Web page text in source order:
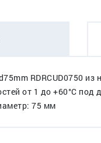
RDRCUD0750
от 1 до +60°C
75 мм